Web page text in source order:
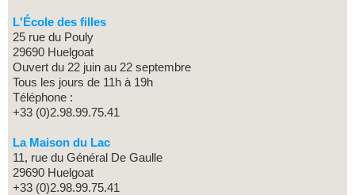
L'École des filles
25 rue du Pouly
29690 Huelgoat
Ouvert du 22 juin au 22 septembre
Tous les jours de 11h à 19h
Téléphone :
+33 (0)2.98.99.75.41
La Maison du Lac
11, rue du Général De Gaulle
29690 Huelgoat
+33 (0)2.98.99.75.41